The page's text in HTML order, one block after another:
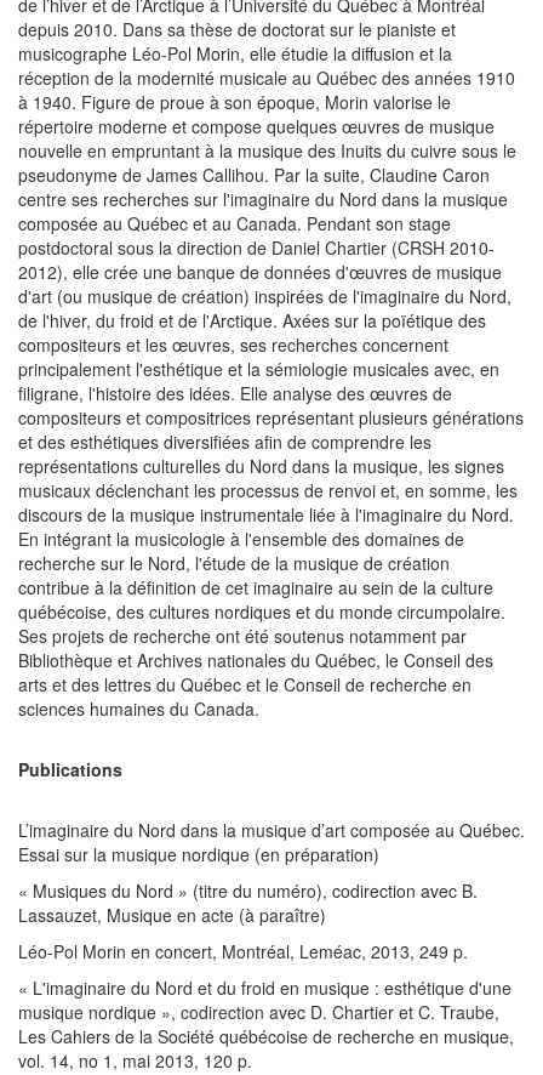
de l’hiver et de l’Arctique à l’Université du Québec à Montréal
depuis 2010. Dans sa thèse de doctorat sur le pianiste et
musicographe Léo-Pol Morin, elle étudie la diffusion et la
réception de la modernité musicale au Québec des années 1910
à 1940. Figure de proue à son époque, Morin valorise le
répertoire moderne et compose quelques œuvres de musique
nouvelle en empruntant à la musique des Inuits du cuivre sous le
pseudonyme de James Callihou. Par la suite, Claudine Caron
centre ses recherches sur l'imaginaire du Nord dans la musique
composée au Québec et au Canada. Pendant son stage
postdoctoral sous la direction de Daniel Chartier (CRSH 2010-
2012), elle crée une banque de données d'œuvres de musique
d'art (ou musique de création) inspirées de l'imaginaire du Nord,
de l'hiver, du froid et de l'Arctique. Axées sur la poïétique des
compositeurs et les œuvres, ses recherches concernent
principalement l'esthétique et la sémiologie musicales avec, en
filigrane, l'histoire des idées. Elle analyse des œuvres de
compositeurs et compositrices représentant plusieurs générations
et des esthétiques diversifiées afin de comprendre les
représentations culturelles du Nord dans la musique, les signes
musicaux déclenchant les processus de renvoi et, en somme, les
discours de la musique instrumentale liée à l'imaginaire du Nord.
En intégrant la musicologie à l'ensemble des domaines de
recherche sur le Nord, l'étude de la musique de création
contribue à la définition de cet imaginaire au sein de la culture
québécoise, des cultures nordiques et du monde circumpolaire.
Ses projets de recherche ont été soutenus notamment par
Bibliothèque et Archives nationales du Québec, le Conseil des
arts et des lettres du Québec et le Conseil de recherche en
sciences humaines du Canada.
Publications
L’imaginaire du Nord dans la musique d’art composée au Québec.
Essai sur la musique nordique (en préparation)
« Musiques du Nord » (titre du numéro), codirection avec B.
Lassauzet, Musique en acte (à paraître)
Léo-Pol Morin en concert, Montréal, Leméac, 2013, 249 p.
« L'imaginaire du Nord et du froid en musique : esthétique d'une
musique nordique », codirection avec D. Chartier et C. Traube,
Les Cahiers de la Société québécoise de recherche en musique,
vol. 14, no 1, mai 2013, 120 p.